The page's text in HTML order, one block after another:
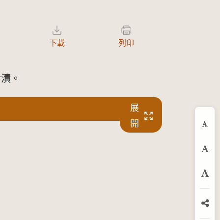
下載 列印
。
展
開
放
分